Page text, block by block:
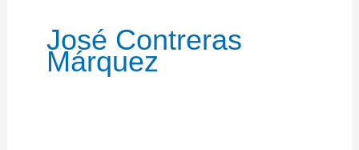
José Contreras
Márquez